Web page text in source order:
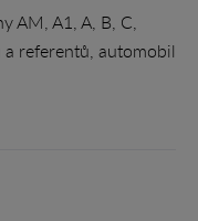
AM, A1, A, B, C,
referentů, automobil